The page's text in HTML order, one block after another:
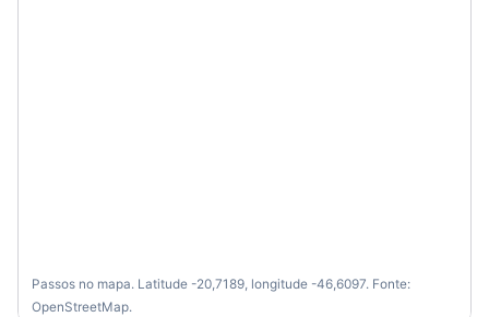
Passos no mapa. Latitude -20,7189, longitude -46,6097. Fonte:
OpenStreetMap.